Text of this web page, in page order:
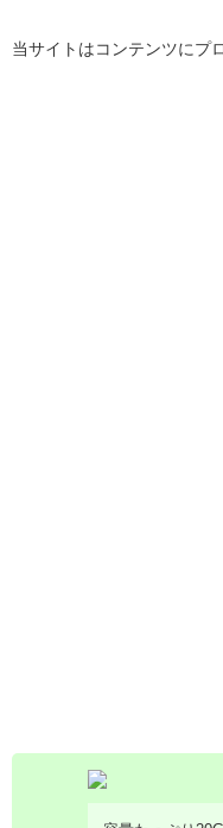
当サイトはコンテンツにプ